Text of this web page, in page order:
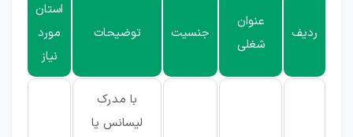
ردیف
عنوان
شغلی
جنسیت توضیحات
استان
مورد
نیاز
با مدرک
لیسانس یا